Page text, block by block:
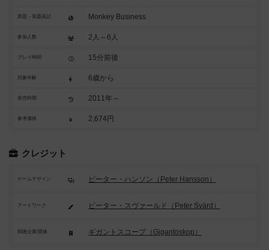
原題・英題表記 Monkey Business
参加人数 2人～6人
プレイ時間 15分前後
対象年齢 6歳から
発売時期 2011年～
参考価格 2,674円
クレジット
ゲームデザイン ピーター・ハンソン（Peter Hansson）
アートワーク ピーター・スヴァールド（Peter Svärd）
関連企業/団体 ギガントスコープ（Gigantoskop）